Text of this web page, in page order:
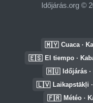
Időjárás.org ©
🇲🇾 Cuaca ·
🇪🇸 El tiempo ·
🇭🇺 Időjárás
🇱🇻 Laikapstākļi
🇫🇷 Météo ·